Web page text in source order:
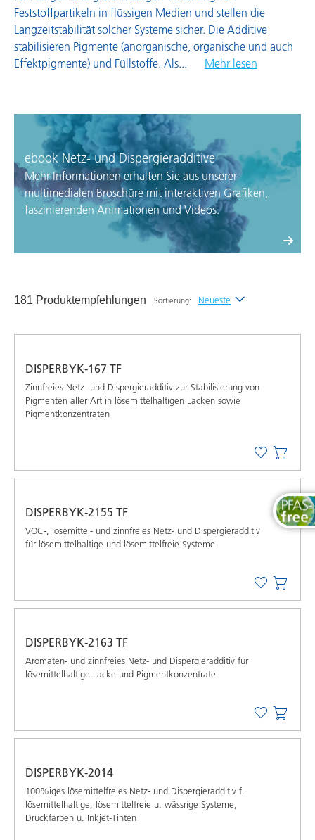
Feststoffpartikeln in flüssigen Medien und stellen die
Langzeitstabilität solcher Systeme sicher. Die Additive
stabilisieren Pigmente (anorganische, organische und auch
Effektpigmente) und Füllstoffe. Als... Mehr lesen
ebook Netz- und Dispergieradditive
Mehr Informationen erhalten Sie aus unserer
multimedialen Broschüre mit interaktiven Grafiken,
faszinierenden Animationen und Videos.
181 Produktempfehlungen Sortierung: Neueste
DISPERBYK-167 TF
Zinnfreies Netz- und Dispergieradditiv zur Stabilisierung von
Pigmenten aller Art in lösemittelhaltigen Lacken sowie
Pigmentkonzentraten
DISPERBYK-2155 TF
VOC-, lösemittel- und zinnfreies Netz- und Dispergieradditiv
für lösemittelhaltige und lösemittelfreie Systeme
DISPERBYK-2163 TF
Aromaten- und zinnfreies Netz- und Dispergieradditiv für
lösemittelhaltige Lacke und Pigmentkonzentrate
DISPERBYK-2014
100%iges lösemittelfreies Netz- und Dispergieradditiv f.
lösemittelhaltige, lösemittelfreie u. wässrige Systeme,
Druckfarben u. Inkjet-Tinten